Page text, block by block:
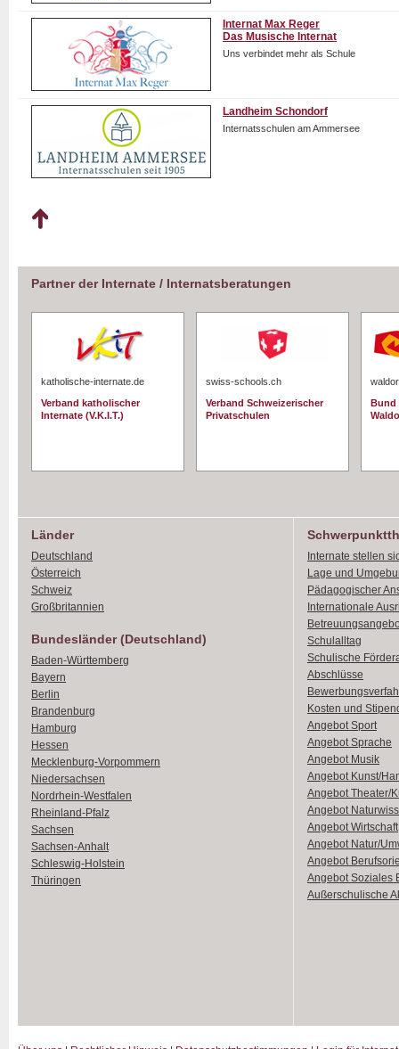
Internat Max Reger
Das Musische Internat
Uns verbindet mehr als Schule
Landheim Schondorf
Internatsschulen am Ammersee
Partner der Internate / Internatsberatungen
katholische-internate.de
Verband katholischer
Internate (V.K.I.T.)
swiss-schools.ch
Verband Schweizerischer
Privatschulen
Bund
Länder
Deutschland
Österreich
Schweiz
Großbritannien
Bundesländer (Deutschland)
Baden-Württemberg
Bayern
Berlin
Brandenburg
Hamburg
Hessen
Mecklenburg-Vorpommern
Niedersachsen
Nordrhein-Westfalen
Rheinland-Pfalz
Sachsen
Sachsen-Anhalt
Schleswig-Holstein
Thüringen
Internate stellen
Lage und
Pädagogischer
Internationale
Schulalltag
Schulische
Abschlüsse
Kosten und
Angebot Sport
Angebot Sprache
Angebot Musik
Angebot Kunst/
Angebot Theater/
Angebot
Angebot Wirtschaft
Angebot Natur/
Angebot
Angebot Soziales
Außerschulische